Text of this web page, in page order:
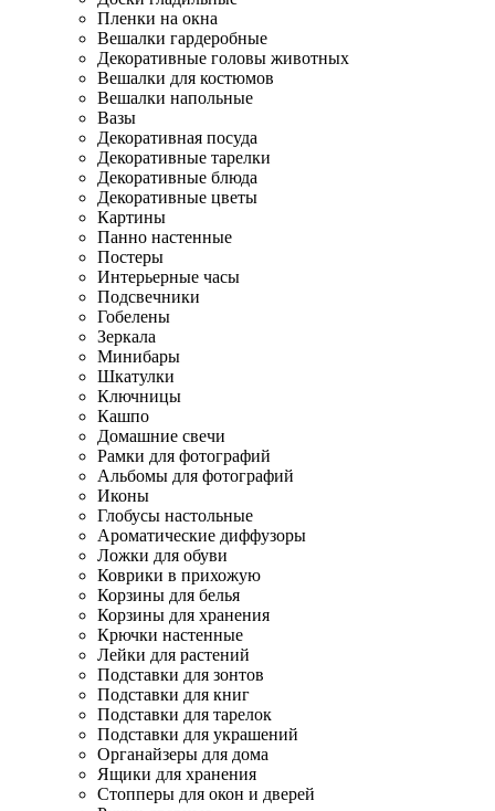
Пленки на окна
Вешалки гардеробные
Декоративные головы животных
Вешалки для костюмов
Вешалки напольные
Вазы
Декоративная посуда
Декоративные тарелки
Декоративные блюда
Декоративные цветы
Картины
Панно настенные
Постеры
Интерьерные часы
Подсвечники
Гобелены
Зеркала
Минибары
Шкатулки
Ключницы
Кашпо
Домашние свечи
Рамки для фотографий
Альбомы для фотографий
Иконы
Глобусы настольные
Ароматические диффузоры
Ложки для обуви
Коврики в прихожую
Корзины для белья
Корзины для хранения
Крючки настенные
Лейки для растений
Подставки для зонтов
Подставки для книг
Подставки для тарелок
Подставки для украшений
Органайзеры для дома
Ящики для хранения
Стопперы для окон и дверей